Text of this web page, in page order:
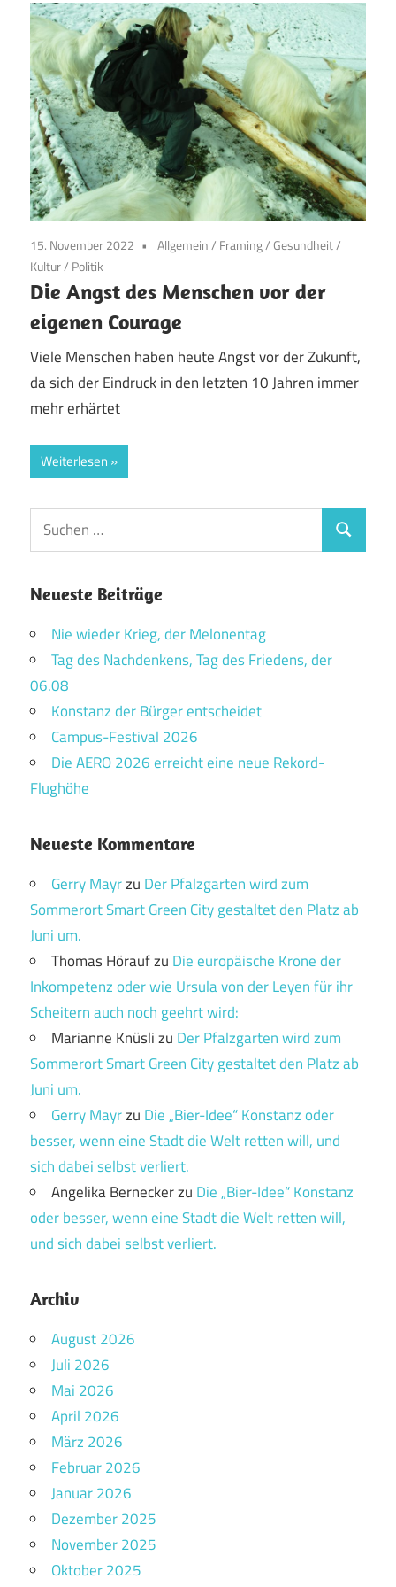
15. November 2022 Allgemein/ Framing/Gesundheit/
Kultur/ Politik
Die Angst des Menschen vor der
eigenen Courage
Viele Menschen haben heute Angst vor der Zukunft,
da sich der Eindruck in den letzten 10 Jahren immer
mehr erhärtet
Weiterlesen
Suchen
nach:
Suchen
Neueste Beiträge
Nie wieder Krieg, der Melonentag
Tag des Nachdenkens, Tag des Friedens, der
06.08
Konstanz der Bürger entscheidet
Campus-Festival 2026
Die AERO 2026 erreicht eine neue Rekord-
Flughöhe
Neueste Kommentare
Gerry Mayrzu Der Pfalzgarten wird zum
Sommerort Smart Green City gestaltet den Platz ab
Juni um.
Thomas Höraufzu Die europäische Krone der
Inkompetenz oder wie Ursula von der Leyen für ihr
Scheitern auch noch geehrt wird:
Marianne Knüslizu Der Pfalzgarten wird zum
Sommerort Smart Green City gestaltet den Platz ab
Juni um.
Gerry Mayrzu Die „Bier-Idee“ Konstanz oder
besser, wenn eine Stadt die Welt retten will, und
sich dabei selbst verliert.
Angelika Berneckerzu Die „Bier-Idee“ Konstanz
oder besser, wenn eine Stadt die Welt retten will,
und sich dabei selbst verliert.
Archiv
August 2026
Juli 2026
Mai 2026
April 2026
März 2026
Februar 2026
Januar 2026
Dezember 2025
November 2025
Oktober 2025